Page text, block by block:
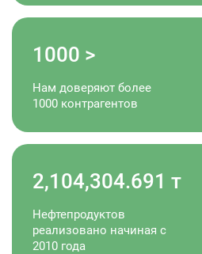
1000 >
Нам доверяют более
1000 контрагентов
2,104,304.692 т
Нефтепродуктов
реализовано начиная с
2010 года